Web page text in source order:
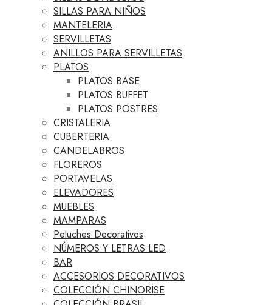
SILLAS PARA NIÑOS
MANTELERIA
SERVILLETAS
ANILLOS PARA SERVILLETAS
PLATOS
PLATOS BASE
PLATOS BUFFET
PLATOS POSTRES
CRISTALERIA
CUBERTERIA
CANDELABROS
FLOREROS
PORTAVELAS
ELEVADORES
MUEBLES
MAMPARAS
Peluches Decorativos
NÚMEROS Y LETRAS LED
BAR
ACCESORIOS DECORATIVOS
COLECCIÓN CHINORISE